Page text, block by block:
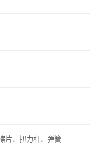
片、扭力杆、弹簧